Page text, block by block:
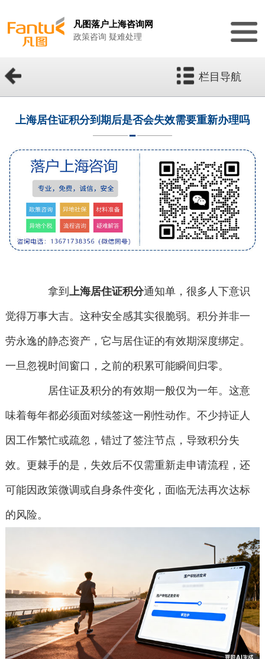
凡图落户上海咨询网
政策咨询 疑难处理
栏目导航
上海居住证积分到期后是否会失效需要重新办理吗
拿到上海居住证积分通知单，很多人下意识
觉得万事大吉。这种安全感其实很脆弱。积分并非一
劳永逸的静态资产，它与居住证的有效期深度绑定。
一旦忽视时间窗口，之前的积累可能瞬间归零。
居住证及积分的有效期一般仅为一年。这意
味着每年都必须面对续签这一刚性动作。不少持证人
因工作繁忙或疏忽，错过了签注节点，导致积分失
效。更棘手的是，失效后不仅需重新走申请流程，还
可能因政策微调或自身条件变化，面临无法再次达标
的风险。